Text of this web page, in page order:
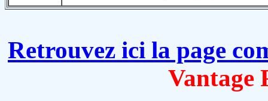
Retrouvez ici la page
Vantage